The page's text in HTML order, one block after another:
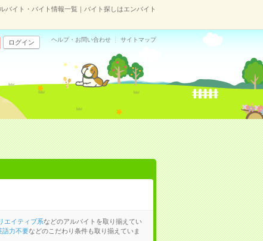
バイト・バイト情報一覧｜バイト探しはエンバイト
ログイン ヘルプ・お問い合わせ サイトマップ
エイティブ系などのアルバイトを取り揃えてい
語力不要などのこだわり条件も取り揃えていま